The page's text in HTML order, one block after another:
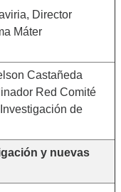
Director
Máter
Castañeda
Red Comité
de
y nuevas